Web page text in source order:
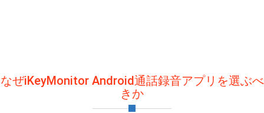
なぜiKeyMonitor Android通話録音アプリを選ぶべ
きか